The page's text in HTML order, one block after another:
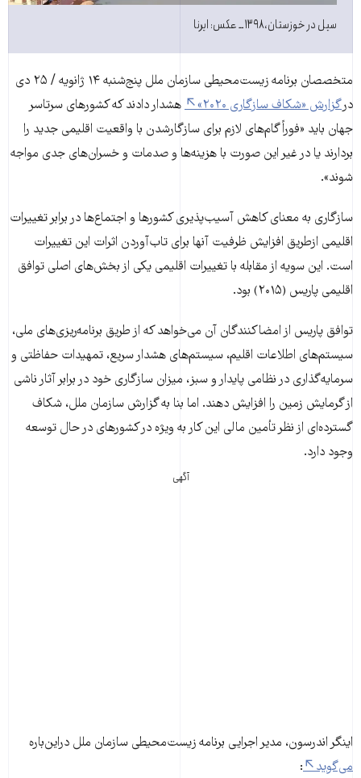
سیل در خوزستان، ۱۳۹۸ ــ عکس: ایرنا
متخصصان برنامه زیست‌محیطی سازمان ملل پنج‌شنبه ۱۴ ژانویه / ۲۵ دی
درگزارش «شکاف سازگاری ۲۰۲۰»
هشدار دادند که کشورهای سرتاسر
جهان باید «فوراً گام‌های لازم برای سازگارشدن با واقعیت اقلیمی جدید را
بردارند یا در غیر این صورت با هزینه‌ها و صدمات و خسران‌های جدی مواجه
شوند».
سازگاری به معنای کاهش آسیب‌پذیری کشورها و اجتماع‌ها در برابر تغییرات
اقلیمی ازطریق افزایش ظرفیت آنها برای تاب‌آوردن اثرات این تغییرات
است. این سویه از مقابله با تغییرات اقلیمی یکی از بخش‌های اصلی توافق
اقلیمی پاریس (۲۰۱۵) بود.
توافق پاریس از امضاکنندگان آن می‌خواهد که از طریق برنامه‌ریزی‌های ملی،‌
سیستم‌های اطلاعات اقلیم، سیستم‌های هشدار سریع، تمهیدات حفاظتی و
سرمایه‌گذاری در نظامی پایدار و سبز، میزان سازگاری خود در برابر آثار ناشی
از گرمایش زمین را افزایش دهند. اما بنا به گزارش سازمان ملل، شکاف
گسترده‌ای از نظر تأمین مالی این کار به ویژه در کشورهای در حال توسعه
وجود دارد.
آگهی
اینگر اندرسون، مدیر اجرایی برنامه زیست‌محیطی سازمان ملل دراین‌باره
می‌گوید
: